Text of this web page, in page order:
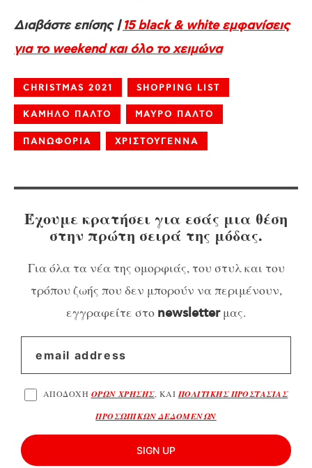
Διαβάστε επίσης |15 black & white εμφανίσεις
για το weekend και όλο το χειμώνα
CHRISTMAS 2021 SHOPPING LIST
ΚΑΜΗΛΟ ΠΑΛΤΟ ΜΑΥΡΟ ΠΑΛΤΟ
ΠΑΝΩΦΟΡΙΑ ΧΡΙΣΤΟΥΓΕΝΝΑ
Έχουμε κρατήσει για εσάς μια θέση
στην πρώτη σειρά της μόδας.
Για όλα τα νέα της ομορφιάς, του στυλ και του
τρόπου ζωής που δεν μπορούν να περιμένουν,
εγγραφείτε στο newsletterμας.
ΑΠΟΔΟΧΗ ΟΡΩΝ ΧΡΗΣΗΣ, ΚΑΙ ΠΟΛΙΤΙΚΗΣ ΠΡΟΣΤΑΣΙΑΣ
ΠΡΟΣΩΠΙΚΩΝ ΔΕΔΟΜΕΝΩΝ
SIGN UP